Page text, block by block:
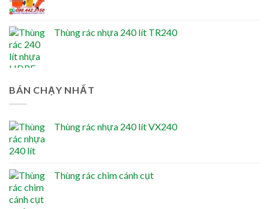
Thùng rác nhựa 240 lít TR240
BÁN CHẠY NHẤT
Thùng rác nhựa 240 lít VX240
Thùng rác chim cánh cụt